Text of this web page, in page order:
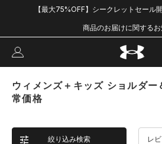
【最大75%OFF】シークレットセール
商品のお届けに関する
ウィメンズ＋キッズ ショルダー
常価格
絞り込み検索 レ